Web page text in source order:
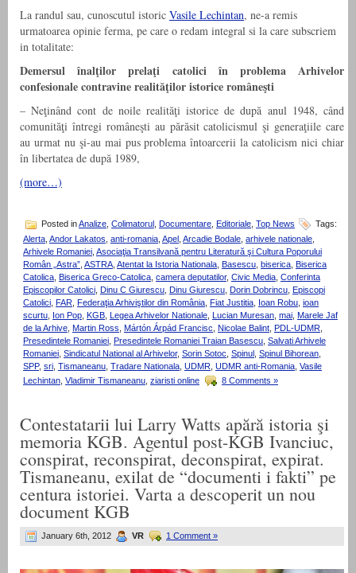
La randul sau, cunoscutul istoric Vasile Lechintan, ne-a remis
urmatoarea opinie ferma, pe care o redam integral si la care subscriem
in totalitate:
Demersul înalţilor prelaţi catolici în problema Arhivelor
confesionale contravine realităţilor istorice româneşti
– Neţinând cont de noile realităţi istorice de după anul 1948, când
comunităţi întregi româneşti au părăsit catolicismul şi generaţiile care
au urmat nu şi-au mai pus problema întoarcerii la catolicism nici chiar
în libertatea de după 1989,
(more…)
Posted inAnalize Colimatorul Documentare Editoriale Top News
Tags:
Alerta, Andor Lakatos, anti-romania, Apel , Arcadie Bodale, arhivele nationale,
Arhivele Romaniei, Asociaţia Transilvană pentru Literatură şi Cultura Poporului
Român „Astra”, ASTRA, Atentat la Istoria Nationala, Basescu, biserica, Biserica
Catolica, Biserica Greco-Catolica, camera deputatilor, Civic Media, Conferinta
Episcopilor Catolici, Dinu C Giurescu, Dinu Giurescu, Dorin Dobrincu, Episcopi
Catolici, FAR, Federaţia Arhiviştilor din România, Fiat Justitia, Ioan Robu, ioan
scurtu, Ion Pop, KGB, Legea Arhivelor Nationale, Lucian Muresan, mai, Marele Jaf
de la Arhive, Martin Ross, Mártón Árpád Francisc, Nicolae Balint, PDL-UDMR,
Presedintele Romaniei, Presedintele Romaniei Traian Basescu, Salvati Arhivele
Romaniei, Sindicatul National al Arhivelor, Sorin Sotoc, Spinul , Spinul Bihorean,
SPP, sri, Tismaneanu, Tradare Nationala, UDMR, UDMR anti-Romania, Vasile
Lechintan Vladimir Tismaneanu ziaristi online 8 Comments »
Contestatarii lui Larry Watts apără istoria şi
memoria KGB. Agentul post-KGB Ivanciuc,
conspirat, reconspirat, deconspirat, expirat.
Tismaneanu, exilat de “documenti i fakti” pe
centura istoriei. Varta a descoperit un nou
document KGB
January 6th, 2012 VR 1 Comment »